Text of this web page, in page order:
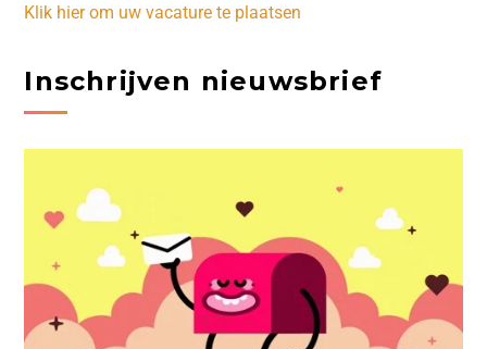
Klik hier om uw vacature te plaatsen
Inschrijven nieuwsbrief